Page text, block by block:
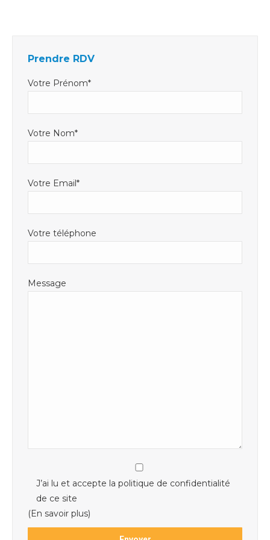
une
fenêtre
une
fenêtre
dans
nouvelle
Prendre RDV
Votre Prénom*
Votre Nom*
Votre Email*
Votre téléphone
Message
J’ai lu et accepte la politique de confidentialité
de ce site
(En savoir plus)